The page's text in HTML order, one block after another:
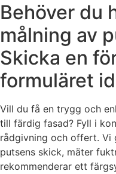
Behöver du
målning av
Skicka en
formuläret
Vill du få en trygg och
till färdig fasad? Fyll i
rådgivning och offert. Vi
putsens skick, mäter
rekommenderar ett